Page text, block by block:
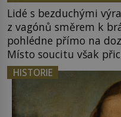
Lidé s bezduchými
z vagónů směrem k
pohlédne přímo na
Místo soucitu však
posílá rovnou do
Rudolf Höss
1979) či Heinrich
o koho se historie jen
HISTORIE